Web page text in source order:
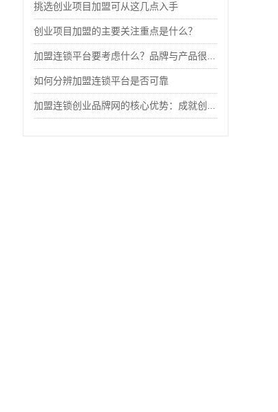
挑选创业项目加盟可从这几点入手
创业项目加盟的主要关注重点是什么？
加盟连锁平台要考虑什么？品牌与产品很...
如何分辨加盟连锁平台是否可靠
加盟连锁创业品牌网的核心优势：成就创...